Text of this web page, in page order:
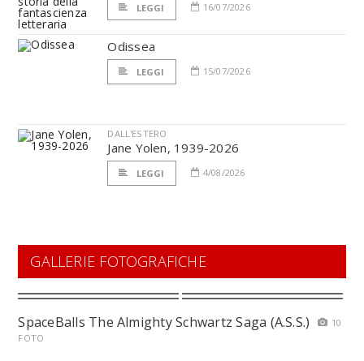
LEGGI 16/07/2026
Odissea
LEGGI 15/07/2026
DALL'ESTERO
Jane Yolen, 1939-2026
LEGGI 4/08/2026
GALLERIE FOTOGRAFICHE
SpaceBalls The Almighty Schwartz Saga (A.S.S.)
10
FOTO